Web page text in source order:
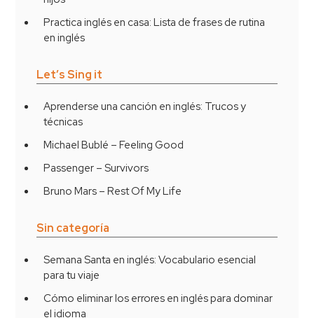
Practica inglés en casa: Lista de frases de rutina
en inglés
Let’s Sing it
Aprenderse una canción en inglés: Trucos y
técnicas
Michael Bublé – Feeling Good
Passenger – Survivors
Bruno Mars – Rest Of My Life
Sin categoría
Semana Santa en inglés: Vocabulario esencial
para tu viaje
Cómo eliminar los errores en inglés para dominar
el idioma